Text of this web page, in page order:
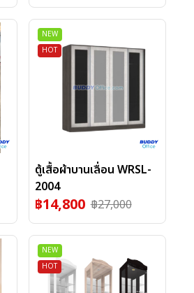
NEW
HOT
ตู้เสื้อผ้าบานเลื่อน WRSL-
2004
฿14,800 ฿27,000
NEW
HOT